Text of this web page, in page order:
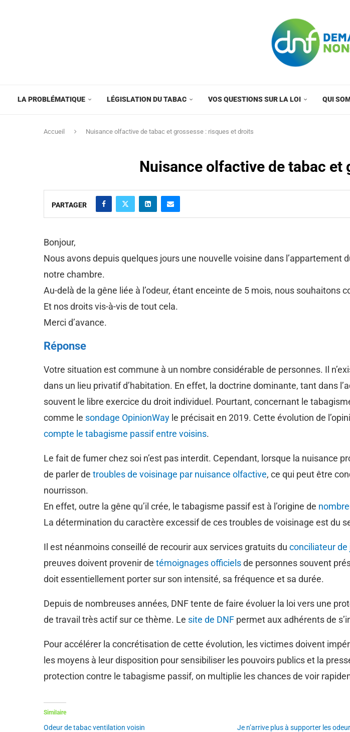
LA PROBLÉMATIQUE LÉGISLATION DU TABAC VOS QUESTIONS SUR LA LOI QUI
Accueil Nuisance olfactive de tabac et grossesse : risques et droits
Nuisance olfactive de tabac et
PARTAGER
Bonjour,
Nous avons depuis quelques jours une nouvelle voisine dans
notre chambre.
Au-delà de la gêne liée à l’odeur, étant enceinte de 5 mois, nous
Et nos droits vis-à-vis de tout cela.
Merci d’avance.
Réponse
Votre situation est commune à un nombre considérable de personnes. Il
dans un lieu privatif d’habitation. En effet, la doctrine dominante, tant dans
souvent le libre exercice du droit individuel. Pourtant, concernant le
comme le sondage OpinionWay le précisait en 2019. Cette évolution de
compte le tabagisme passif entre voisins.
Le fait de fumer chez soi n’est pas interdit. Cependant, lorsque la nuisance
de parler de troubles de voisinage par nuisance olfactive, ce qui peut être
nourrisson.
En effet, outre la gêne qu’il crée, le tabagisme passif est à l’origine de
La détermination du caractère excessif de ces troubles de voisinage est du
Il est néanmoins conseillé de recourir aux services gratuits du conciliateur de
preuves doivent provenir de témoignages officielsde personnes souvent
doit essentiellement porter sur son intensité, sa fréquence et sa durée.
Depuis de nombreuses années, DNF tente de faire évoluer la loi vers une
de travail très actif sur ce thème. Le site de DNF permet aux adhérents de
Pour accélérer la concrétisation de cette évolution, les victimes doivent
les moyens à leur disposition pour sensibiliser les pouvoirs publics et la
protection contre le tabagisme passif, on multiplie les chances de voir
Similaire
Odeur de tabac ventilation voisin
Je n’arrive plus à supporter les